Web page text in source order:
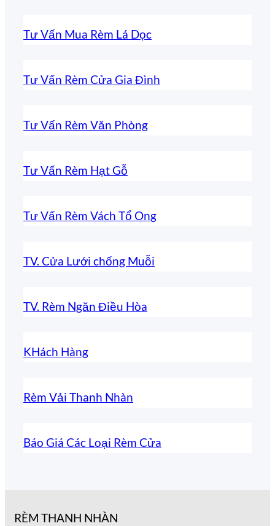
Tư Vấn Mua Rèm Lá Dọc
Tư Vấn Rèm Cửa Gia Đình
Tư Vấn Rèm Văn Phòng
Tư Vấn Rèm Hạt Gỗ
Tư Vấn Rèm Vách Tổ Ong
TV. Cửa Lưới chống Muỗi
TV. Rèm Ngăn Điều Hòa
KHách Hàng
Rèm Vải Thanh Nhàn
Báo Giá Các Loại Rèm Cửa
RÈM THANH NHÀN